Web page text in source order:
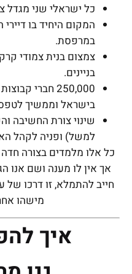
כל ישראלי שני מגדל
המקום היחיד בו דיירי
במרפסת.
צמצום בנית צמודי
בניינים.
250,000 חברי
בישראל וממשיך
שינוי צורת החשיבה
למשל) ופניה לקהל
כל אלו מלמדים בצורה
אך אין לו מענה ושם אנו
חייב להתמלא, זו דרכו של
מישהו
איך